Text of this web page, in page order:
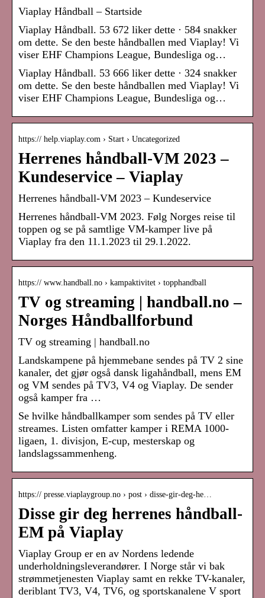
Viaplay Håndball – Startside
Viaplay Håndball. 53 672 liker dette · 584 snakker
om dette. Se den beste håndballen med Viaplay! Vi
viser EHF Champions League, Bundesliga og…
Viaplay Håndball. 53 666 liker dette · 324 snakker
om dette. Se den beste håndballen med Viaplay! Vi
viser EHF Champions League, Bundesliga og…
https:// help.viaplay.com › Start › Uncategorized
Herrenes håndball-VM 2023 –
Kundeservice – Viaplay
Herrenes håndball-VM 2023 – Kundeservice
Herrenes håndball-VM 2023. Følg Norges reise til
toppen og se på samtlige VM-kamper live på
Viaplay fra den 11.1.2023 til 29.1.2022.
https:// www.handball.no › kampaktivitet › topphandball
TV og streaming | handball.no –
Norges Håndballforbund
TV og streaming | handball.no
Landskampene på hjemmebane sendes på TV 2 sine
kanaler, det gjør også dansk ligahåndball, mens EM
og VM sendes på TV3, V4 og Viaplay. De sender
også kamper fra …
Se hvilke håndballkamper som sendes på TV eller
streames. Listen omfatter kamper i REMA 1000-
ligaen, 1. divisjon, E-cup, mesterskap og
landslagssammenheng.
https:// presse.viaplaygroup.no › post › disse-gir-deg-he…
Disse gir deg herrenes håndball-
EM på Viaplay
Viaplay Group er en av Nordens ledende
underholdningsleverandører. I Norge står vi bak
strømmetjenesten Viaplay samt en rekke TV-kanaler,
deriblant TV3, V4, TV6, og sportskanalene V sport